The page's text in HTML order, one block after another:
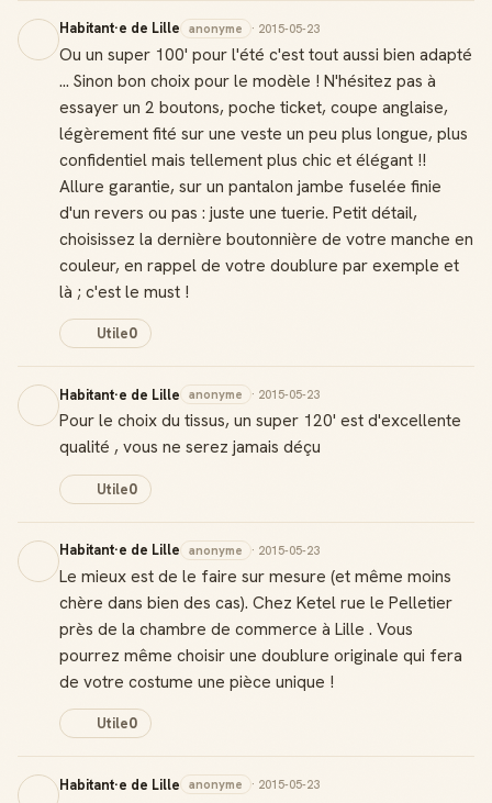
Habitant·e de Lille anonyme · 2015-05-23
Ou un super 100' pour l'été c'est tout aussi bien adapté
... Sinon bon choix pour le modèle ! N'hésitez pas à
essayer un 2 boutons, poche ticket, coupe anglaise,
légèrement fité sur une veste un peu plus longue, plus
confidentiel mais tellement plus chic et élégant !!
Allure garantie, sur un pantalon jambe fuselée finie
d'un revers ou pas : juste une tuerie. Petit détail,
choisissez la dernière boutonnière de votre manche en
couleur, en rappel de votre doublure par exemple et
là ; c'est le must !
Utile0
Habitant·e de Lille anonyme · 2015-05-23
Pour le choix du tissus, un super 120' est d'excellente
qualité , vous ne serez jamais déçu
Utile0
Habitant·e de Lille anonyme · 2015-05-23
Le mieux est de le faire sur mesure (et même moins
chère dans bien des cas). Chez Ketel rue le Pelletier
près de la chambre de commerce à Lille . Vous
pourrez même choisir une doublure originale qui fera
de votre costume une pièce unique !
Utile0
Habitant·e de Lille anonyme · 2015-05-23